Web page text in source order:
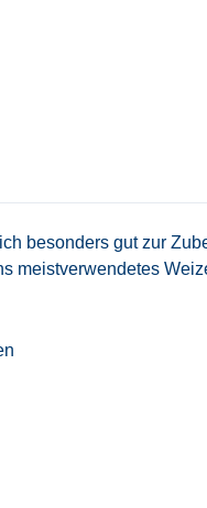
besonders gut zur
meistverwendetes